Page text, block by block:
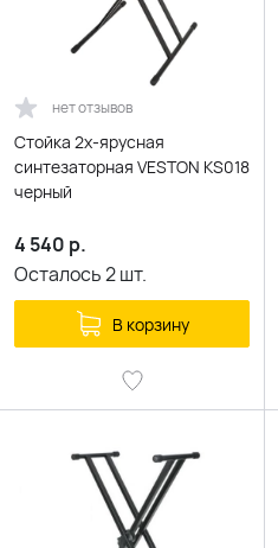
нет отзывов
Стойка 2х-ярусная
синтезаторная VESTON KS018
черный
4 540 р.
Осталось2шт.
В корзину